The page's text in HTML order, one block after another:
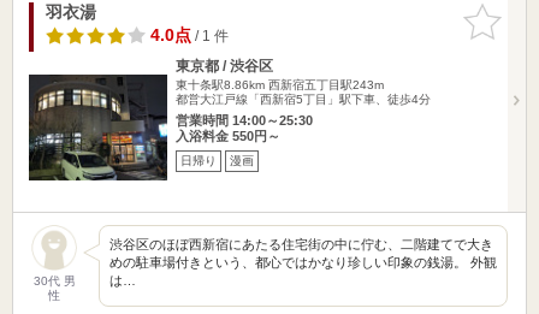
お気に入
りに追加
羽衣湯
4.0点/ 1 件
東京都 / 渋谷区
東十条駅8.86km 西新宿五丁目駅243m
都営大江戸線「西新宿5丁目」駅下車、徒歩4分
営業時間 14:00～25:30
入浴料金 550円～
日帰り 漫画
30代 男
性
渋谷区のほぼ西新宿にあたる住宅街の中に佇む、二階建てで大き
めの駐車場付きという、都心ではかなり珍しい印象の銭湯。 外観
は…